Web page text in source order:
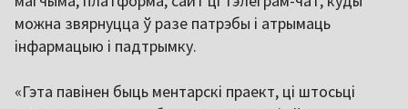
можна звярнуцца ў разе патрэбы і атрымаць
інфармацыю і падтрымку.
«Гэта павінен быць ментарскі праект, ці штосьці